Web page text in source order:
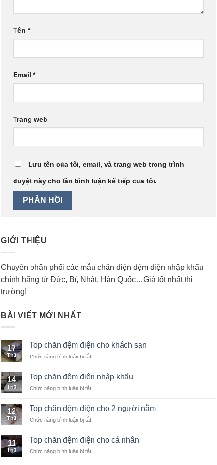
Tên *
Email *
Trang web
Lưu tên của tôi, email, và trang web trong trình
duyệt này cho lần bình luận kế tiếp của tôi.
GIỚI THIỆU
Chuyên phân phối các mẫu chăn điện đệm điện nhập khẩu
chính hãng từ Đức, Bỉ, Nhật, Hàn Quốc…Giá tốt nhất thị
trường!
BÀI VIẾT MỚI NHẤT
17
Th3
Top chăn đệm điện cho khách sạn
Chức năng bình luận bị tắt
chăn
khách
14
Th3
Top chăn đệm điện nhập khẩu
Chức năng bình luận bị tắt
chăn
khẩu
12
Th3
Top chăn đệm điện cho 2 người nằm
Chức năng bình luận bị tắt
chăn
11
Th3
Top chăn đệm điện cho cá nhân
Chức năng bình luận bị tắt